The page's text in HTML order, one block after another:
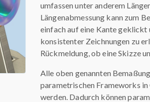
umfassen unter anderem
Längenabmessung kann zum
einfach auf eine Kante geklickt
konsistenter Zeichnungen zu
Rückmeldung, ob eine Skizze
Alle oben genannten
parametrischen Frameworks
werden. Dadurch können